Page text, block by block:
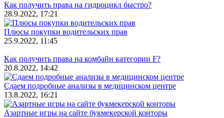
Как получить права на гидроцикл быстро?
28.9.2022, 17:21
Плюсы покупки водительских прав
25.9.2022, 11:45
Как получить права на комбайн категории F?
20.8.2022, 14:42
Сдаем подробные анализы в медицинском центре
13.8.2022, 16:21
Азартные игры на сайте букмекерской конторы